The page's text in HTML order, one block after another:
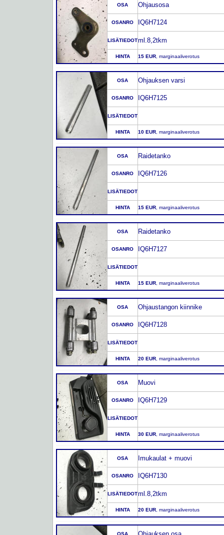
OSA Ohjausosa
OSANRO IQ6H7124
LISÄTIEDOTml.8,2tkm
HINTA 15 EUR , marginaaliverotus
OSA Ohjauksen varsi
OSANRO IQ6H7125
LISÄTIEDOT
HINTA 10 EUR , marginaaliverotus
OSA Raidetanko
OSANRO IQ6H7126
LISÄTIEDOT
HINTA 15 EUR , marginaaliverotus
OSA Raidetanko
OSANRO IQ6H7127
LISÄTIEDOT
HINTA 15 EUR , marginaaliverotus
OSA Ohjaustangon kiinnike
OSANRO IQ6H7128
LISÄTIEDOT
HINTA 20 EUR , marginaaliverotus
OSA Muovi
OSANRO IQ6H7129
LISÄTIEDOT
HINTA 30 EUR , marginaaliverotus
OSA Imukaulat + muovi
OSANRO IQ6H7130
LISÄTIEDOTml.8,2tkm
HINTA 20 EUR , marginaaliverotus
OSA